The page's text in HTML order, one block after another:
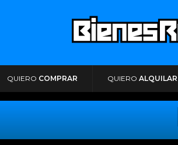
QUIERO COMPRAR QUIERO ALQUILAR